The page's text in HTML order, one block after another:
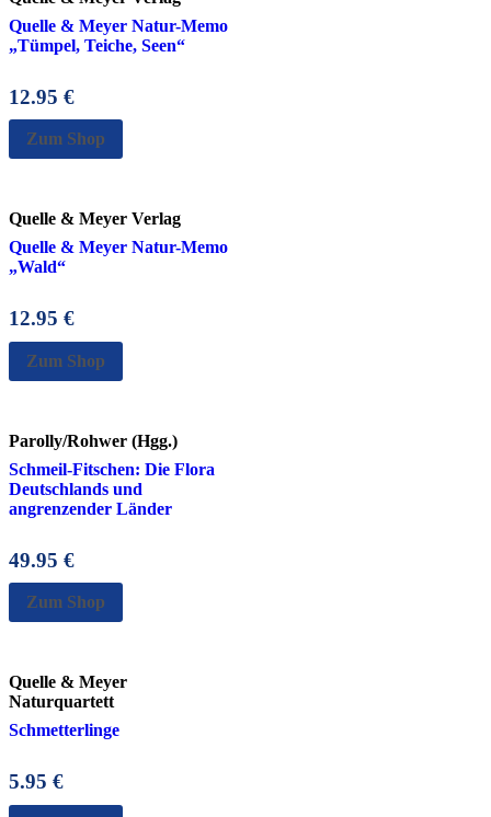
Quelle & Meyer Natur-Memo
„Tümpel, Teiche, Seen“
12.95 €
Zum Shop
Quelle & Meyer Verlag
Quelle & Meyer Natur-Memo
„Wald“
12.95 €
Zum Shop
Parolly/Rohwer (Hgg.)
Schmeil-Fitschen: Die Flora
Deutschlands und
angrenzender Länder
49.95 €
Zum Shop
Quelle & Meyer
Naturquartett
Schmetterlinge
5.95 €